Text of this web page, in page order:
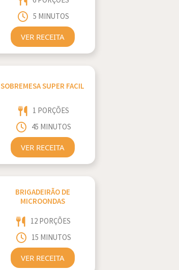
5 MINUTOS
VER RECEITA
SOBREMESA SUPER FACIL
1 PORÇÕES
45 MINUTOS
VER RECEITA
BRIGADEIRÃO DE
MICROONDAS
12 PORÇÕES
15 MINUTOS
VER RECEITA